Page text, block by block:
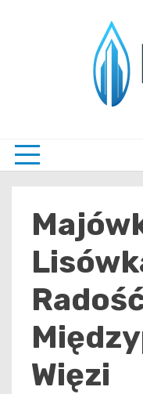
Więzi